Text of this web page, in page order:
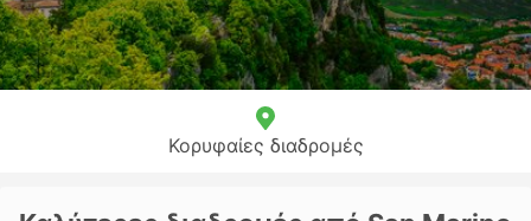
Κορυφαίες διαδρομές